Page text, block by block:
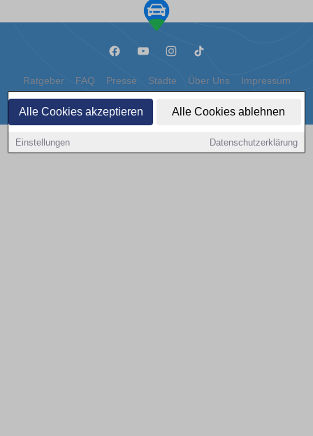
Alle Cookies akzeptieren Alle Cookies ablehnen
Einstellungen Datenschutzerklärung
Ratgeber FAQ Presse Städte Über Uns Impressum
Datenschutz Cookies
Copyright © 2000 - 2026 | 1A Infosysteme GmbH | Content by: 1a-sites-autos